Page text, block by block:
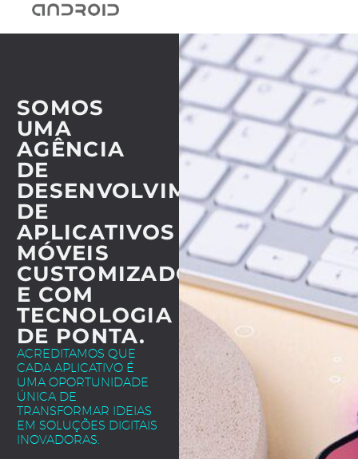
SOMOS
UMA
AGÊNCIA
DE
DESENVOLVIMENTO
DE
APLICATIVOS
MÓVEIS
CUSTOMIZADOS
E COM
TECNOLOGIA
DE PONTA.
ACREDITAMOS QUE
CADA APLICATIVO É
UMA OPORTUNIDADE
ÚNICA DE
TRANSFORMAR IDEIAS
EM SOLUÇÕES DIGITAIS
INOVADORAS.